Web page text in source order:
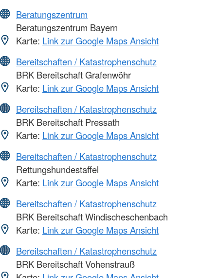
Beratungszentrum
Beratungszentrum Bayern
Karte: Link zur Google Maps Ansicht
Bereitschaften / Katastrophenschutz
BRK Bereitschaft Grafenwöhr
Karte: Link zur Google Maps Ansicht
Bereitschaften / Katastrophenschutz
BRK Bereitschaft Pressath
Karte: Link zur Google Maps Ansicht
Bereitschaften / Katastrophenschutz
Rettungshundestaffel
Karte: Link zur Google Maps Ansicht
Bereitschaften / Katastrophenschutz
BRK Bereitschaft Windischeschenbach
Karte: Link zur Google Maps Ansicht
Bereitschaften / Katastrophenschutz
BRK Bereitschaft Vohenstrauß